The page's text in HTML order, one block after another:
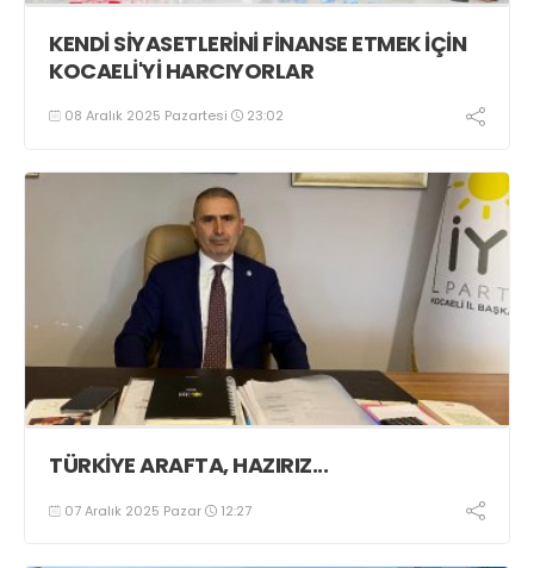
KENDİ SİYASETLERİNİ FİNANSE ETMEK İÇİN
KOCAELİ'Yİ HARCIYORLAR
08 Aralık 2025 Pazartesi 23:02
TÜRKİYE ARAFTA, HAZIRIZ...
07 Aralık 2025 Pazar 12:27